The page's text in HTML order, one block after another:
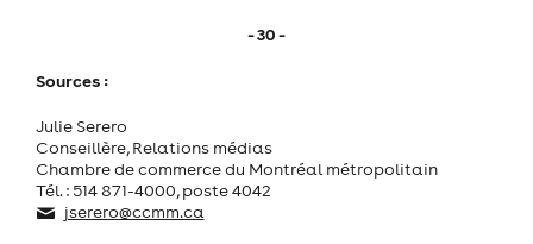
- 30 -
Sources :
Julie Serero
Conseillère, Relations médias
Chambre de commerce du Montréal métropolitain
Tél. : 514 871-4000, poste 4042
jserero@ccmm.ca